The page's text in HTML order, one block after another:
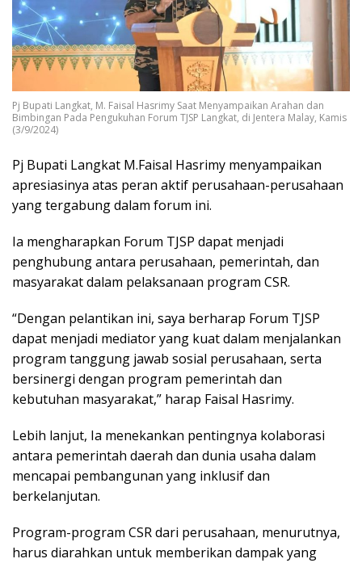
Pj Bupati Langkat, M. Faisal Hasrimy Saat Menyampaikan Arahan dan
Bimbingan Pada Pengukuhan Forum TJSP Langkat, di Jentera Malay, Kamis
(3/9/2024)
Pj Bupati Langkat M.Faisal Hasrimy menyampaikan
apresiasinya atas peran aktif perusahaan-perusahaan
yang tergabung dalam forum ini.
Ia mengharapkan Forum TJSP dapat menjadi
penghubung antara perusahaan, pemerintah, dan
masyarakat dalam pelaksanaan program CSR.
“Dengan pelantikan ini, saya berharap Forum TJSP
dapat menjadi mediator yang kuat dalam menjalankan
program tanggung jawab sosial perusahaan, serta
bersinergi dengan program pemerintah dan
kebutuhan masyarakat,” harap Faisal Hasrimy.
Lebih lanjut, Ia menekankan pentingnya kolaborasi
antara pemerintah daerah dan dunia usaha dalam
mencapai pembangunan yang inklusif dan
berkelanjutan.
Program-program CSR dari perusahaan, menurutnya,
harus diarahkan untuk memberikan dampak yang